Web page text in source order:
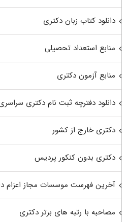
دانلود کتاب زبان دکتری
منابع استعداد تحصیلی
منابع آزمون دکتری
دانلود دفترچه ثبت نام دکتری
دکتری خارج از کشور
دکتری بدون کنکور پردیس
آخرین فهرست موسسات مجاز اعزام
مصاحبه با رتبه های برتر دکتری